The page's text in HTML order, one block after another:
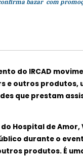
bazar com
do IRCAD
e outros
que prestam
Hospital de
durante o
produtos. É